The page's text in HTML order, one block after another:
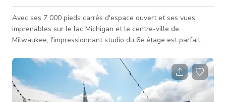
Avec ses 7 000 pieds carrés d'espace ouvert et ses vues
imprenables sur le lac Michigan et le centre-ville de
Milwaukee, l'impressionnant studio du 6e étage est parfait
imaginer. La fenêtre orientée au sud, offrant une vue
spectaculaire sur le centre-ville de Milwaukee, mesure plus
de 60 pieds de large et 30 pieds de haut ! Lorsque vous
parviendrez enfin à vous détacher de cette scène magnifique,